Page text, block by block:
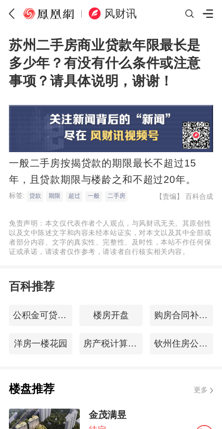
风财讯
苏州二手房商业贷款年限最长是
多少年？有没有什么条件或注意
事项？请具体说明，谢谢！
一般二手房按揭贷款的期限最长不超过15
年，且贷款期限与楼龄之和不超过20年。
标签: 贷款 期限 超过 一般 二手房 【责编】 百科合成
免责声明：本文仅代表作者个人观点，与风财讯无关。其原创性
以及文中陈述文字和内容未经本站证实，对本文以及其中全部或
者部分内容、文字的真实性、完整性、及时性，本站不作任何保
证或承诺，请读者仅作参考，请读者自行核实相关内容。
百科推荐
公积金可贷款额度 楼房开盘 购房合同补充协议
洋房一楼花园 房产税计算公式 钦州住房公积金查询
楼盘推荐 更多
金茂满昱